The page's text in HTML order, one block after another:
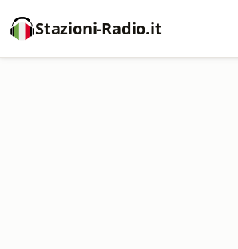
Stazioni-Radio.it